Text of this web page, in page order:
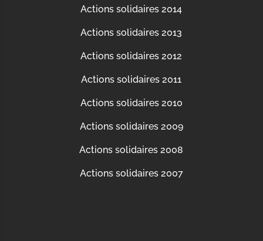
Actions solidaires 2014
Actions solidaires 2013
Actions solidaires 2012
Actions solidaires 2011
Actions solidaires 2010
Actions solidaires 2009
Actions solidaires 2008
Actions solidaires 2007